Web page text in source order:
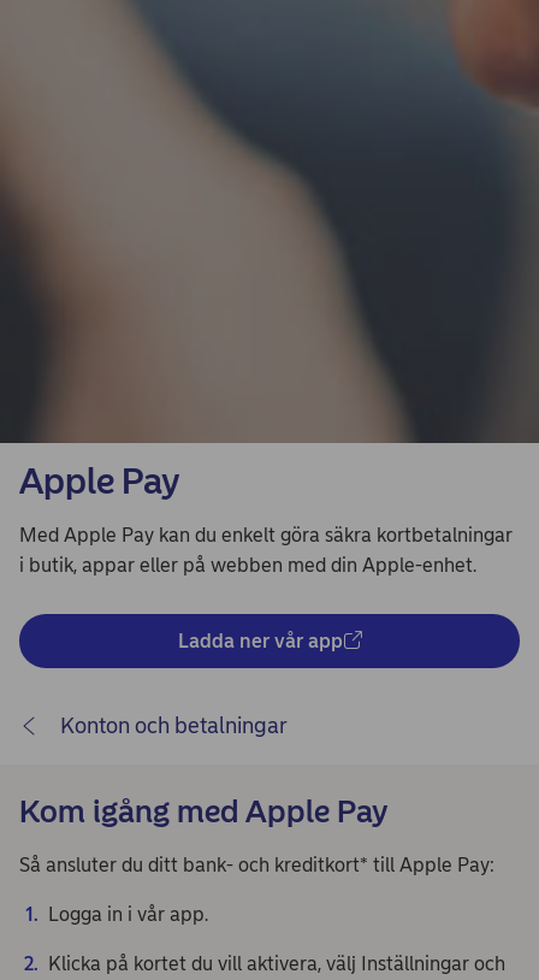
Apple Pay
Med Apple Pay kan du enkelt göra säkra kortbetalningar
i butik, appar eller på webben med din Apple-enhet.
Ladda ner vår app
Konton och betalningar
Kom igång med Apple Pay
Så ansluter du ditt bank- och kreditkort* till Apple Pay:
Logga in i vår app.
Klicka på kortet du vill aktivera, välj Inställningar och